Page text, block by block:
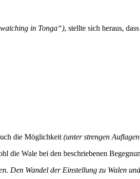
in Tonga“), stellte sich heraus,
die Möglichkeit (unter strengen
die Wale bei den beschriebenen
Wandel der Einstellung zu Walen